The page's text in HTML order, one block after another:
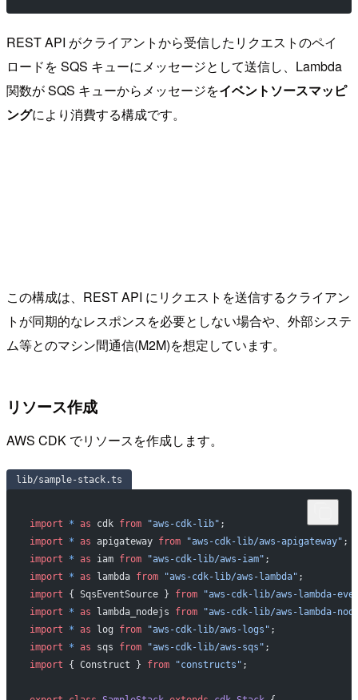
REST API がクライアントから受信したリクエストのペイ
ロードを SQS キューにメッセージとして送信し、Lambda
関数が SQS キューからメッセージをイベントソースマッピ
ングにより消費する構成です。
この構成は、REST API にリクエストを送信するクライアン
トが同期的なレスポンスを必要としない場合や、外部システ
ム等とのマシン間通信(M2M)を想定しています。
リソース作成
AWS CDK でリソースを作成します。
lib/sample-stack.ts
import * as cdk from "aws-cdk-lib" ;
import * as apigateway from "aws-cdk-lib/aws-apigateway" ;
import * as iam from "aws-cdk-lib/aws-iam" ;
import * as lambda from "aws-cdk-lib/aws-lambda" ;
import { SqsEventSource } from "aws-cdk-lib/aws-lambda-
import * as lambda_nodejs from "aws-cdk-lib/aws-lambda-
import * as log from "aws-cdk-lib/aws-logs" ;
import * as sqs from "aws-cdk-lib/aws-sqs" ;
import { Construct } from "constructs" ;